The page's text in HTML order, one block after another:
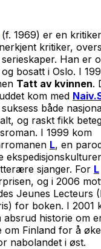
(f. 1969) er en
kritiker,
Han er
bosatt i Oslo. I
Tatt av kvinnen.
kom med
både
og raskt fikk
I 1999 kom
L, en
sjanger. For L
og i 2006
Jeunes Lecteurs
for boken. I 2001
absrud historie om
om Finland for å
nabolandet i øst.